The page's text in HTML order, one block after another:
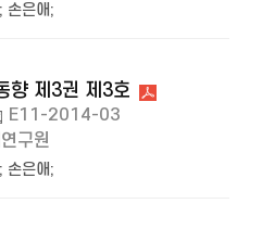
; 손은애;
향 제3권 제3호
E11-2014-03
구원
; 손은애;